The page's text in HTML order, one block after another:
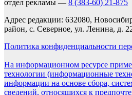
отдел рекламы — 8 (383-60) 21-875
Адрес редакции: 632080,
район, с. Северное, ул. Ленина, д.
Политика конфиденциальности
На информационном ресурсе
технологии (информационные
информации на основе сбора,
сведений, относящихся к